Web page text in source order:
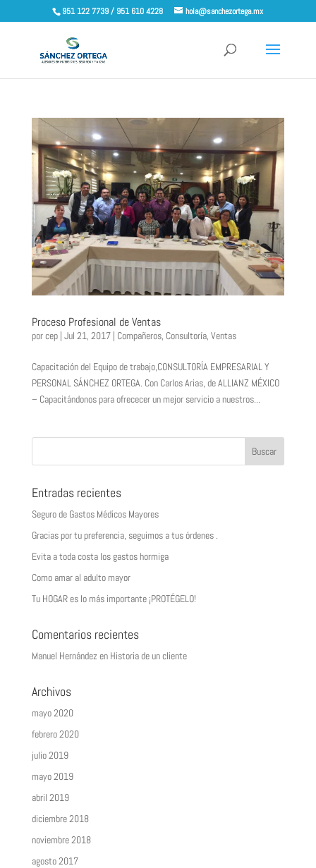
951 122 7739 / 951 610 4228 hola@sanchezortega.mx
Proceso Profesional de Ventas
porcep| Jul 21, 2017| Compañeros, Consultoría, Ventas
Capacitación del Equipo de trabajo,CONSULTORÍA EMPRESARIAL Y
PERSONAL SÁNCHEZ ORTEGA. Con Carlos Arias, de ALLIANZ MÉXICO
– Capacitándonos para ofrececer un mejor servicio a nuestros...
Entradas recientes
Seguro de Gastos Médicos Mayores
Gracias por tu preferencia, seguimos a tus órdenes .
Evita a toda costa los gastos hormiga
Como amar al adulto mayor
Tu HOGAR es lo más importante ¡PROTÉGELO!
Comentarios recientes
Manuel Hernándezen Historia de un cliente
Archivos
mayo 2020
febrero 2020
julio 2019
mayo 2019
abril 2019
diciembre 2018
noviembre 2018
agosto 2017